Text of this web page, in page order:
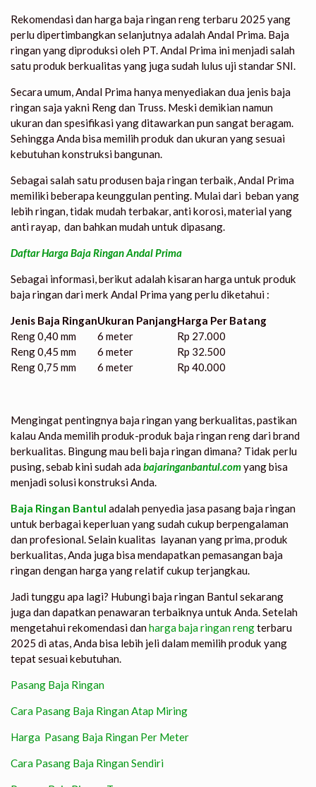
Rekomendasi dan harga baja ringan rengterbaru 2025 yang
perlu dipertimbangkan selanjutnya adalah Andal Prima. Baja
ringan yang diproduksi oleh PT. Andal Prima ini menjadi salah
satu produk berkualitas yang juga sudah lulus uji standar SNI.
Secara umum, Andal Prima hanya menyediakan dua jenis baja
ringan saja yakni Reng dan Truss. Meski demikian namun
ukuran dan spesifikasi yang ditawarkan pun sangat beragam.
Sehingga Anda bisa memilih produk dan ukuran yang sesuai
kebutuhan konstruksi bangunan.
Sebagai salah satu produsen baja ringan terbaik, Andal Prima
memiliki beberapa keunggulan penting. Mulai dari beban yang
lebih ringan, tidak mudah terbakar, anti korosi, material yang
anti rayap, dan bahkan mudah untuk dipasang.
Daftar Harga Baja Ringan Andal Prima
Sebagai informasi, berikut adalah kisaran harga untuk produk
baja ringan dari merk Andal Prima yang perlu diketahui :
Jenis Baja RinganUkuran PanjangHarga Per Batang
Reng 0,40 mm
6 meter
Rp 27.000
Reng 0,45 mm
6 meter
Rp 32.500
Reng 0,75 mm
6 meter Rp 40.000
Mengingat pentingnya baja ringan yang berkualitas, pastikan
kalau Anda memilih produk-produk baja ringan reng dari brand
berkualitas. Bingung mau beli baja ringan dimana? Tidak perlu
pusing, sebab kini sudah adabajaringanbantul.comyang bisa
menjadi solusi konstruksi Anda.
Baja Ringan Bantul adalah penyedia jasa pasang baja ringan
untuk berbagai keperluan yang sudah cukup berpengalaman
dan profesional. Selain kualitas layanan yang prima, produk
berkualitas, Anda juga bisa mendapatkan pemasangan baja
ringan dengan harga yang relatif cukup terjangkau.
Jadi tunggu apa lagi? Hubungi baja ringan Bantul sekarang
juga dan dapatkan penawaran terbaiknya untuk Anda. Setelah
mengetahuirekomendasi danharga baja ringan rengterbaru
2025 di atas, Anda bisa lebih jeli dalam memilih produk yang
tepat sesuai kebutuhan.
Pasang Baja Ringan
Cara Pasang Baja Ringan Atap Miring
Harga Pasang Baja Ringan Per Meter
Cara Pasang Baja Ringan Sendiri